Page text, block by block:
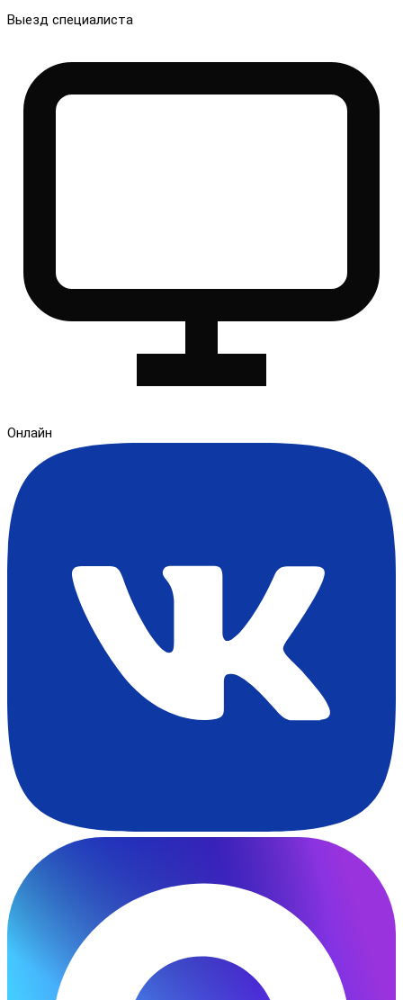
Выезд специалиста
Онлайн